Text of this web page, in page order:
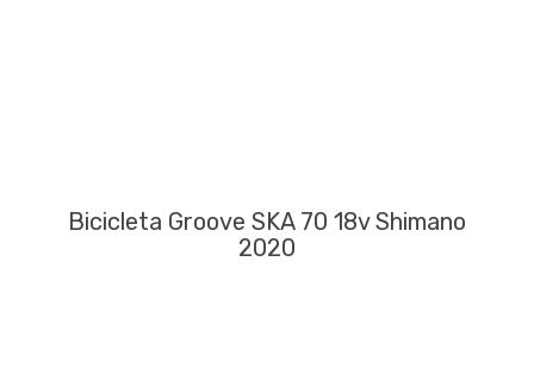
Bicicleta Groove SKA 70 18v Shimano
2020